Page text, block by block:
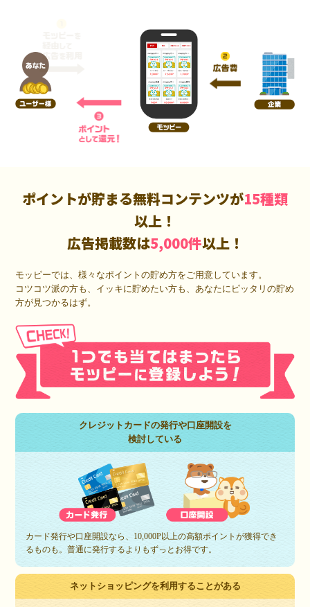
ポイントが貯まる無料コンテンツが15種類
以上！
広告掲載数は5,000件以上！
モッピーでは、様々なポイントの貯め方をご用意しています。
コツコツ派の方も、イッキに貯めたい方も、あなたにピッタリの貯め
方が見つかるはず。
クレジットカードの発行や口座開設を
検討している
カード発行や口座開設なら、10,000P以上の高額ポイントが獲得でき
るものも。普通に発行するよりもずっとお得です。
ネットショッピングを利用することがある